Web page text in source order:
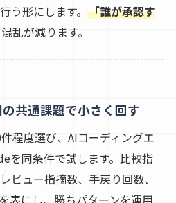
う形にします。 「誰が承認す
乱が減ります。
共通課題で小さく回す
程度選び、AIコーディングエ
を同条件で試します。比較指
ビュー指摘数、手戻り回数、
表にし、勝ちパターンを運用